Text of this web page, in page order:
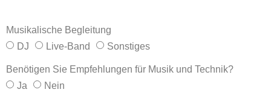
Musikalische Begleitung
DJ
Live-Band Sonstiges
Benötigen Sie Empfehlungen für Musik und Technik?
Ja
Nein